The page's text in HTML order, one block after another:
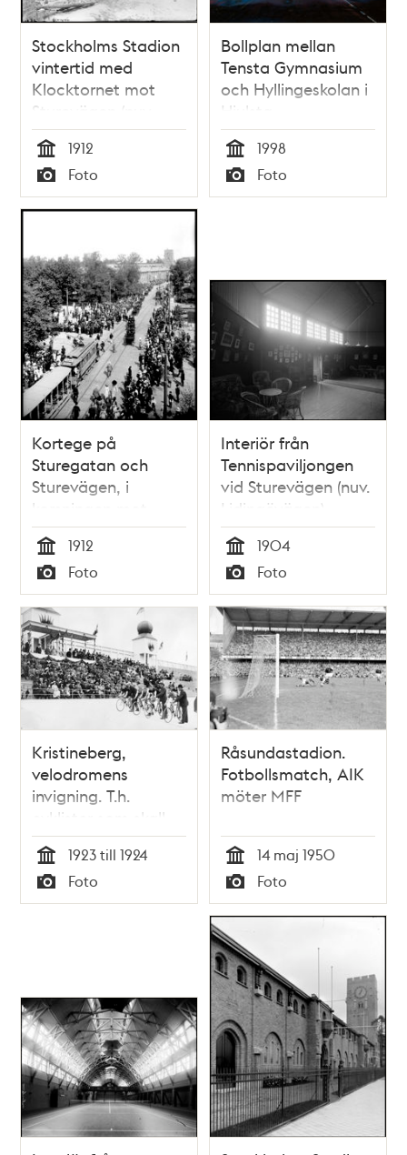
Stockholms Stadion
vintertid med
Klocktornet mot
Sturevägen (nuv.
Lidingövägen).
Tid
1912
Typ
Foto
Bollplan mellan
Tensta Gymnasium
och Hyllingeskolan i
Hjulsta
Tid
1998
Typ
Foto
Kortege på
Sturegatan och
Sturevägen, i
korsningen mot
Valhallavägen, i
samband med
Olympiska spelen
1912 . I fonden
Stockholms stadion.
Tid
1912
Typ
Foto
Interiör från
Tennispaviljongen
vid Sturevägen (nuv.
Lidingövägen)
Tid
1904
Typ
Foto
Kristineberg,
velodromens
invigning. T.h.
cyklister som skall
starta
Tid
1923 till 1924
Typ
Foto
Råsundastadion.
Fotbollsmatch, AIK
möter MFF
Tid
14 maj 1950
Typ
Foto